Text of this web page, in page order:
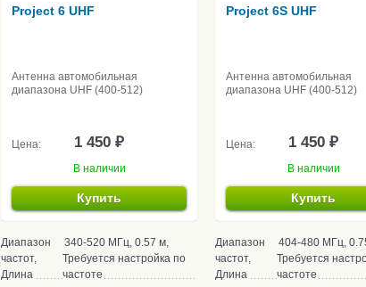
Project 6 UHF
Антенна автомобильная
диапазона UHF (400-512)
Цена: 1 450 ₽
В наличии
Купить
Диапазон
частот,
Длина
340-520 МГц, 0.57 м,
Требуется настройка по
частоте
Project 6S UHF
Антенна автомобильная
диапазона UHF (400-512)
Цена: 1 450 ₽
В наличии
Купить
Диапазон
частот,
Длина
404-480 МГц,
Требуется
частоте